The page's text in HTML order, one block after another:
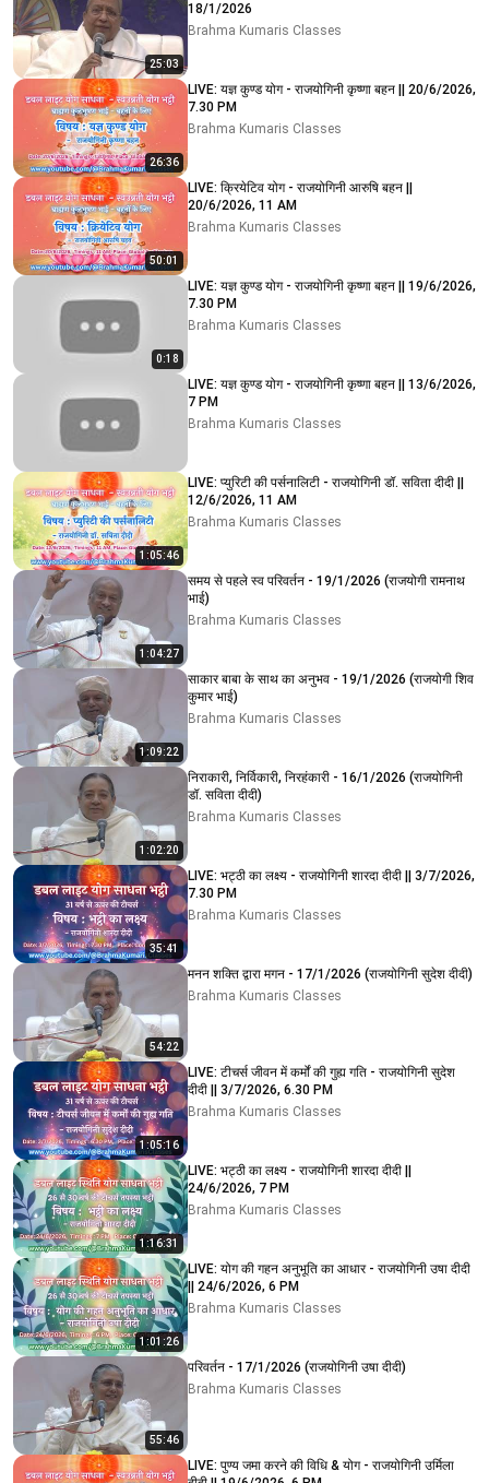
25:03
18/1/2026
Brahma Kumaris Classes
26:36
LIVE: यज्ञ कुण्ड योग - राजयोगिनी कृष्णा बहन || 20/6/2026,
7.30 PM
Brahma Kumaris Classes
50:01
LIVE: क्रियेटिव योग - राजयोगिनी आरुषि बहन ||
20/6/2026, 11 AM
Brahma Kumaris Classes
0:18
LIVE: यज्ञ कुण्ड योग - राजयोगिनी कृष्णा बहन || 19/6/2026,
7.30 PM
Brahma Kumaris Classes
LIVE: यज्ञ कुण्ड योग - राजयोगिनी कृष्णा बहन || 13/6/2026,
7 PM
Brahma Kumaris Classes
1:05:46
LIVE: प्युरिटी की पर्सनालिटी - राजयोगिनी डॉ. सविता दीदी ||
12/6/2026, 11 AM
Brahma Kumaris Classes
1:04:27
समय से पहले स्व परिवर्तन - 19/1/2026 (राजयोगी रामनाथ
भाई)
Brahma Kumaris Classes
1:09:22
साकार बाबा के साथ का अनुभव - 19/1/2026 (राजयोगी शिव
कुमार भाई)
Brahma Kumaris Classes
1:02:20
निराकारी, निर्विकारी, निरहंकारी - 16/1/2026 (राजयोगिनी
डॉ. सविता दीदी)
Brahma Kumaris Classes
35:41
LIVE: भट्ठी का लक्ष्य - राजयोगिनी शारदा दीदी || 3/7/2026,
7.30 PM
Brahma Kumaris Classes
54:22
मनन शक्ति द्वारा मगन - 17/1/2026 (राजयोगिनी सुदेश दीदी)
Brahma Kumaris Classes
1:05:16
LIVE: टीचर्स जीवन में कर्मों की गुह्य गति - राजयोगिनी सुदेश
दीदी || 3/7/2026, 6.30 PM
Brahma Kumaris Classes
1:16:31
LIVE: भट्ठी का लक्ष्य - राजयोगिनी शारदा दीदी ||
24/6/2026, 7 PM
Brahma Kumaris Classes
1:01:26
LIVE: योग की गहन अनुभूति का आधार - राजयोगिनी उषा दीदी
|| 24/6/2026, 6 PM
Brahma Kumaris Classes
55:46
परिवर्तन - 17/1/2026 (राजयोगिनी उषा दीदी)
Brahma Kumaris Classes
LIVE: पुण्य जमा करने की विधि & योग - राजयोगिनी उर्मिला